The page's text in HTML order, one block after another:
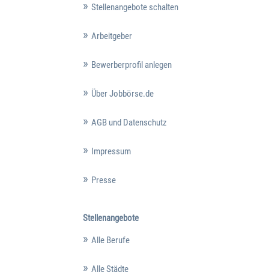
Stellenangebote schalten
Arbeitgeber
Bewerberprofil anlegen
Über Jobbörse.de
AGB und Datenschutz
Impressum
Presse
Stellenangebote
Alle Berufe
Alle Städte